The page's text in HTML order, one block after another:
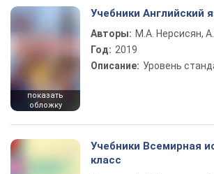
показать
обложку
Учебники Английский
Авторы: М.А. Нерсисян,
Год: 2019
Описание: Уровень
Учебники Всемирная
класс